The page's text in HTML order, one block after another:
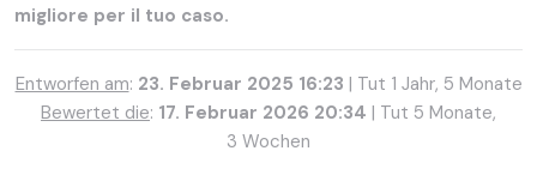
migliore per il tuo caso.
Entworfen am: 23. Februar 2025 16:23 | Tut 1 Jahr, 5 Monate
Bewertet die: 17. Februar 2026 20:34 | Tut 5 Monate,
3 Wochen